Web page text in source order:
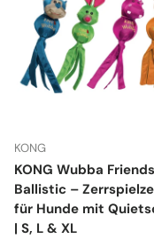
KONG
KONG Wubba Friends
Ballistic –
für Hunde mit
| S, L & XL